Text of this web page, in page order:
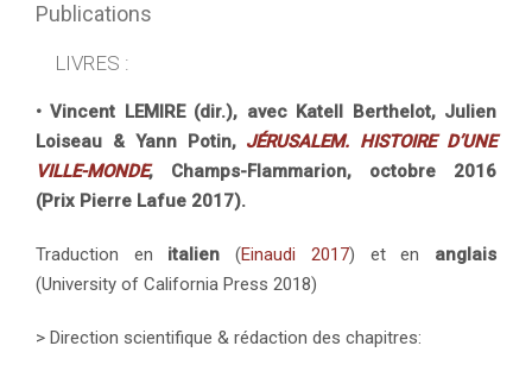
Publications
LIVRES :
• Vincent LEMIRE (dir.), avec Katell Berthelot, Julien
Loiseau & Yann Potin, JÉRUSALEM. HISTOIRE D’UNE
VILLE-MONDE, Champs-Flammarion, octobre 2016
(Prix Pierre Lafue 2017).
Traduction en italien (Einaudi 2017) et en anglais
(University of California Press 2018)
> Direction scientifique & rédaction des chapitres: